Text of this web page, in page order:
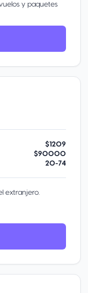
y paquetes
$1209
$90000
20-74
extranjero.